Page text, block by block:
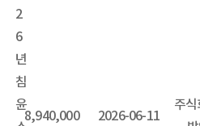
2
6
년
침
윤
8,940,000 2026-06-11
주